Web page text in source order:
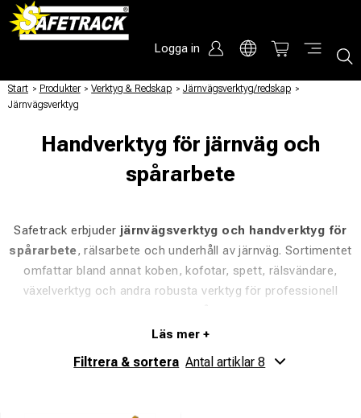
Logga in
Start / Produkter / Verktyg & Redskap / Järnvägsverktyg/redskap /
Järnvägsverktyg
Handverktyg för järnväg och
spårarbete
Safetrack erbjuder järnvägsverktyg och handverktyg för
spårarbete, rälsarbete och underhåll av järnväg. Sortimentet
omfattar bland annat koben, kofotar, spett, rälsvändare,
växelverktyg och andra robusta verktyg för professionell
Verktygen är framtagna för krävande arbetsmoment där styrka,
rälsspik, räls, infästningar, växlar, flaggspel och andra uppgifter
Filtrera & sortera Antal artiklar 8